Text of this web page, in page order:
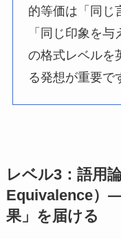
的等価は「同じ
「同じ印象を
の格式レベルを
る発想が重要で
レベル3：語用
Equivalence）
果」を届ける